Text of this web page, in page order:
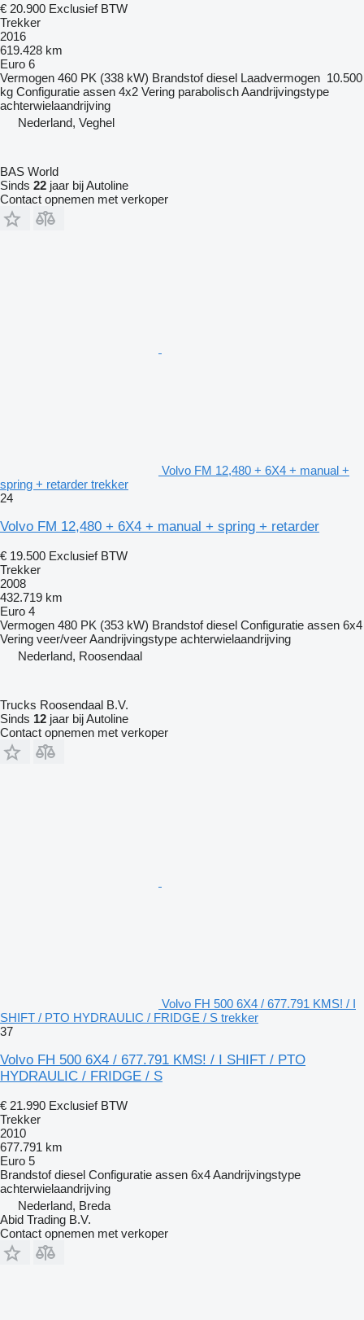
€ 20.900 Exclusief BTW
Trekker
2016
619.428 km
Euro 6
Vermogen 460 PK (338 kW) Brandstof diesel Laadvermogen 10.500
kg Configuratie assen 4x2 Vering parabolischAandrijvingstype
achterwielaandrijving
Nederland, Veghel
BAS World
Sinds 22 jaar bij Autoline
Contact opnemen met verkoper
Volvo FM 12,480 + 6X4 + manual +
spring + retarder trekker
24
Volvo FM 12,480 + 6X4 + manual + spring + retarder
€ 19.500 Exclusief BTW
Trekker
2008
432.719 km
Euro 4
Vermogen 480 PK (353 kW) Brandstof diesel Configuratie assen 6x4
Vering veer/veerAandrijvingstype achterwielaandrijving
Nederland, Roosendaal
Trucks Roosendaal B.V.
Sinds 12 jaar bij Autoline
Contact opnemen met verkoper
Volvo FH 500 6X4 / 677.791 KMS! / I
SHIFT / PTO HYDRAULIC / FRIDGE / S trekker
37
Volvo FH 500 6X4 / 677.791 KMS! / I SHIFT / PTO
HYDRAULIC / FRIDGE / S
€ 21.990 Exclusief BTW
Trekker
2010
677.791 km
Euro 5
Brandstof diesel Configuratie assen 6x4Aandrijvingstype
achterwielaandrijving
Nederland, Breda
Abid Trading B.V.
Contact opnemen met verkoper